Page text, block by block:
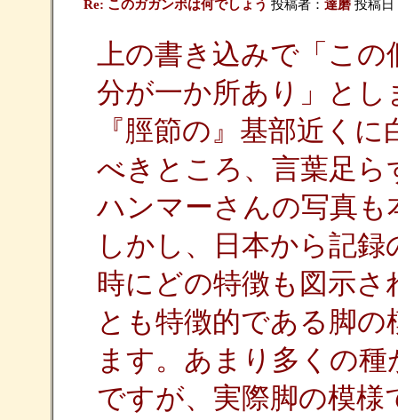
Re: このガガンボは何でしょう 投稿者： 達磨投稿日
上の書き込みで「この
分が一か所あり」と
『脛節の』基部近く
べきところ、言葉足
ハンマーさんの写真
しかし、日本から記録
時にどの特徴も図示
とも特徴的である脚
ます。あまり多くの
ですが、実際脚の模